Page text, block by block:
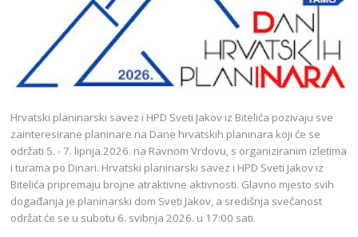
Hrvatski planinarski savez i HPD Sveti Jakov iz Bitelića pozivaju sve
zainteresirane planinare na Dane hrvatskih planinara koji će se
održati 5. - 7. lipnja 2026. na Ravnom Vrdovu, s organiziranim izletima
i turama po Dinari. Hrvatski planinarski savez i HPD Sveti Jakov iz
Bitelića pripremaju brojne atraktivne aktivnosti. Glavno mjesto svih
događanja je planinarski dom Sveti Jakov, a središnja svečanost
održat će se u subotu 6. svibnja 2026. u 17:00 sati.